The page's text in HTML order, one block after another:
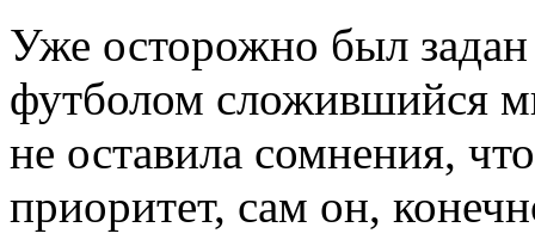
Уже осторожно был
футболом сложившийся
не оставила сомнения,
приоритет, сам он,